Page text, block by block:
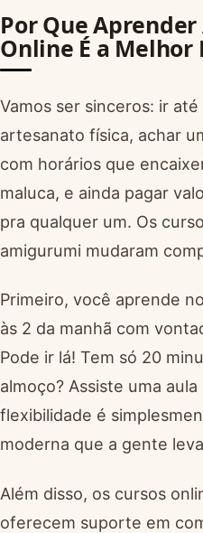
Por Que
Online É a Melhor
Vamos ser sinceros: ir até
artesanato física, achar
com horários que
maluca, e ainda pagar
pra qualquer um. Os
amigurumi mudaram
Primeiro, você aprende
às 2 da manhã com
Pode ir lá! Tem só 20
almoço? Assiste uma aula
flexibilidade é
moderna que a gente
Além disso, os cursos
oferecem suporte em